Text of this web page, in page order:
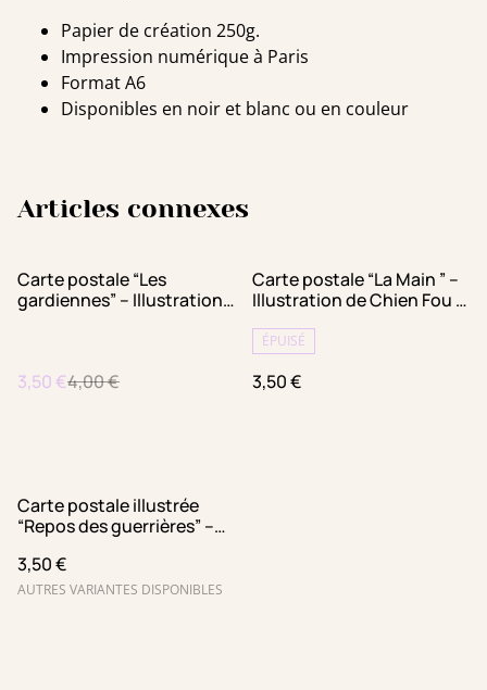
Papier de création 250g.
Impression numérique à Paris
Format A6
Disponibles en noir et blanc ou en couleur
Articles connexes
%
Carte postale “Les
gardiennes” – Illustration
A6 fabriqué à Paris
3,50 €4,00 €
Carte postale “La Main ” –
Illustration de Chien Fou –
in France – Carte postale
fabriqué à Paris
ÉPUISÉ
3,50 €
Carte postale illustrée
“Repos des guerrières” –
Papeterie féministe made
in France – Carte postale
3,50 €
AUTRES VARIANTES DISPONIBLES